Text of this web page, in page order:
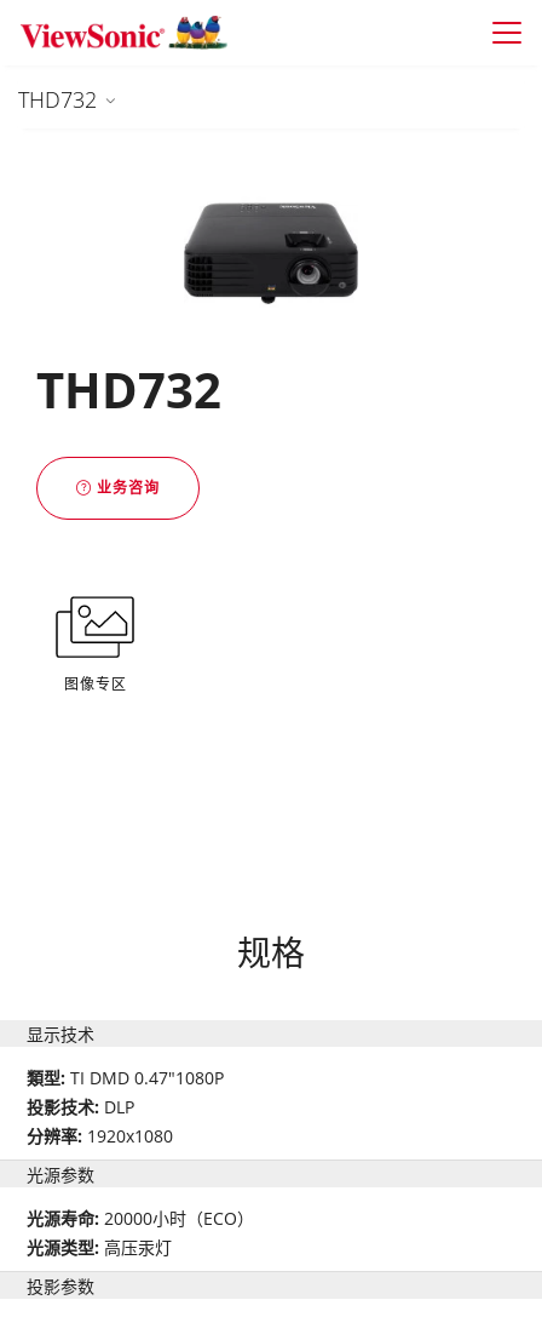
Skip to main content
THD732
THD732
业务咨询
图像专区
规格
显示技术
類型:TI DMD 0.47"1080P
投影技术: DLP
分辨率: 1920x1080
光源参数
光源寿命:20000小时（ECO）
光源类型:高压汞灯
投影参数